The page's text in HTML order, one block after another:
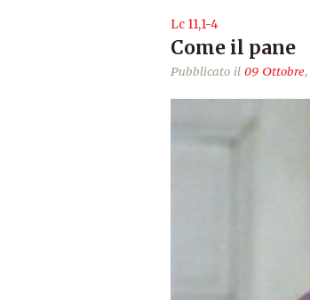
Lc 11,1-4
Come il pane
Pubblicato il 09 Ottobre